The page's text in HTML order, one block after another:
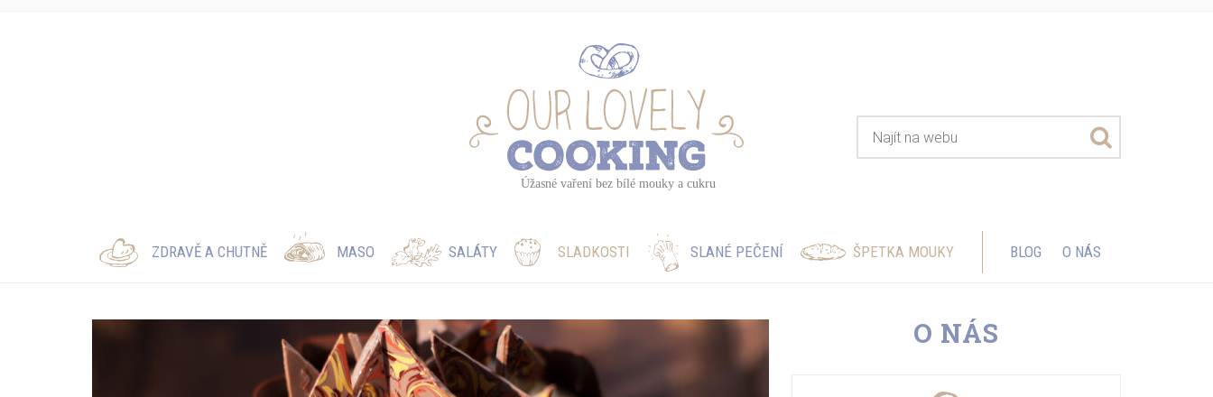
ZDRAVĚ A CHUTNĚ MASO SALÁTY SLADKOSTI SLANÉ PEČENÍ ŠPETKA MOUKY BLOG O NÁS
O NÁS